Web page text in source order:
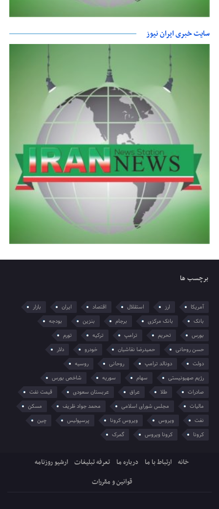
سایت خبری ایران نیوز
برچسب ها
آمریکا ارز استقلال اقتصاد ایران
بازار
بانک
بانک مرکزی برجام بنزین
بودجه
بورس
تحریم ترامپ ترکیه
تورم
حسن روحانی
حمیدرضا نقاشیان خودرو
دلار
دولت
دونالد ترامپ روحانی
روسیه
رژیم صهیونیستی
سهام سوریه
شاخص بورس
صادرات
طلا عراق عربستان سعودی
قیمت نفت
مالیات
مجلس شورای اسلامی محمد جواد ظریف
مسکن
نفت
ویروس ویروس کرونا پرسپولیس
چین
کرونا
کرونا ویروس گمرک
خانه ارتباط با ما درباره ما تعرفه تبلیغات ارشیو روزنامه
قوانین و مقررات